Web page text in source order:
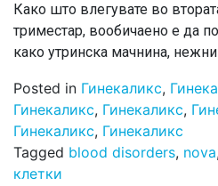
Како што влегувате во
триместар, вообичаено е да
како утринска мачнина,
Posted in Гинекаликс,
Гинекаликс, Гинекаликс,
Гинекаликс, Гинекаликс
Tagged blood disorders, nova,
клетки